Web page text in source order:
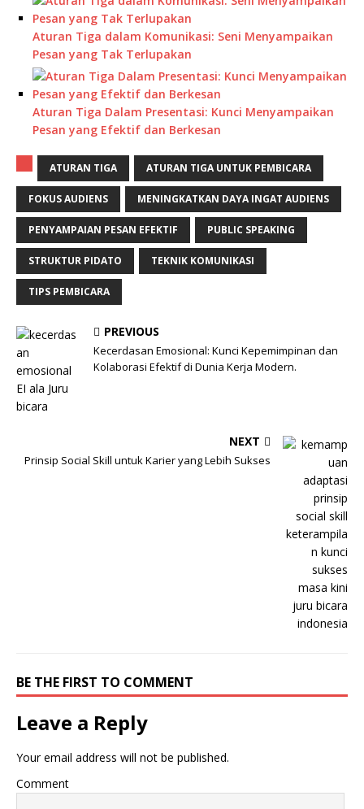
Aturan Tiga dalam Komunikasi: Seni Menyampaikan
Pesan yang Tak Terlupakan
Aturan Tiga Dalam Presentasi: Kunci Menyampaikan
Pesan yang Efektif dan Berkesan
ATURAN TIGA ATURAN TIGA UNTUK PEMBICARA
FOKUS AUDIENS MENINGKATKAN DAYA INGAT AUDIENS
PENYAMPAIAN PESAN EFEKTIF PUBLIC SPEAKING
STRUKTUR PIDATO TEKNIK KOMUNIKASI
TIPS PEMBICARA
PREVIOUS
Kecerdasan Emosional: Kunci Kepemimpinan dan
Kolaborasi Efektif di Dunia Kerja Modern.
NEXT
Prinsip Social Skill untuk Karier yang Lebih Sukses
BE THE FIRST TO COMMENT
Leave a Reply
Your email address will not be published.
Comment